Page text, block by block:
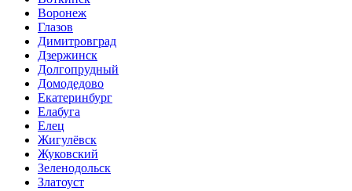
Воронеж
Глазов
Димитровград
Дзержинск
Долгопрудный
Домодедово
Екатеринбург
Елабуга
Елец
Жигулёвск
Жуковский
Зеленодольск
Златоуст